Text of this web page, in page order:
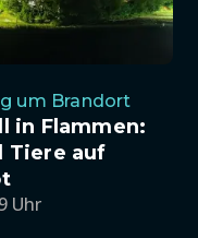
um Brandort
in Flammen:
Tiere auf
Uhr